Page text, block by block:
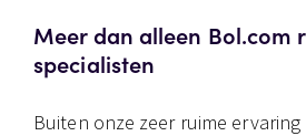
Meer dan alleen Bol.com
specialisten
Buiten onze zeer ruime